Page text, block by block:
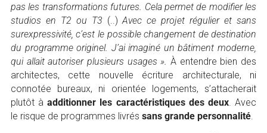
pas les transformations futures. Cela permet de modifier les
studios en T2 ou T3 (..)Avec ce projet régulier et sans
surexpressivité, c’est le possible changement de destination
du programme originel. J’ai imaginé un bâtiment moderne,
qui allait autoriser plusieurs usages ».À entendre bien des
architectes, cette nouvelle écriture architecturale, ni
connotée bureaux, ni orientée logements, s’attacherait
plutôt àadditionner les caractéristiques des deux. Avec
le risque de programmes livrés sans grande personnalité.